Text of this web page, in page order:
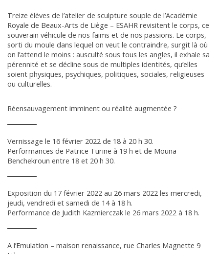
Treize élèves de l’atelier de sculpture souple de l’Académie
Royale de Beaux-Arts de Liège – ESAHR revisitent le corps, ce
souverain véhicule de nos faims et de nos passions. Le corps,
sorti du moule dans lequel on veut le contraindre, surgit là où
on l’attend le moins : ausculté sous tous les angles, il exhale sa
pérennité et se décline sous de multiples identités, qu’elles
soient physiques, psychiques, politiques, sociales, religieuses
ou culturelles.
Réensauvagement imminent ou réalité augmentée ?
Vernissage le 16 février 2022 de 18 à 20 h 30.
Performances de Patrice Turine à 19 h et de Mouna
Benchekroun entre 18 et 20 h 30.
Exposition du 17 février 2022 au 26 mars 2022 les mercredi,
jeudi, vendredi et samedi de 14 à 18 h.
Performance de Judith Kazmierczak le 26 mars 2022 à 18 h.
A l’Emulation – maison renaissance, rue Charles Magnette 9